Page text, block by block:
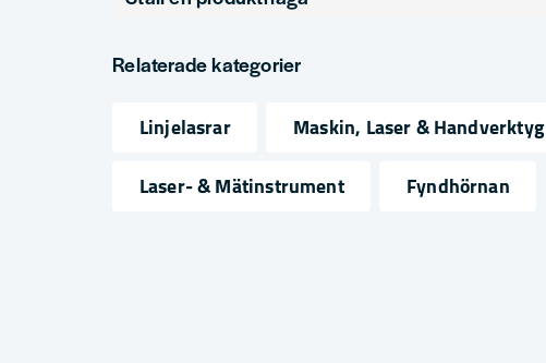
Fråga oss något om denna produkten...
Relaterade kategorier
Linjelasrar
Maskin, Laser & Handverktyg
Laser- & Mätinstrument
Fyndhörnan